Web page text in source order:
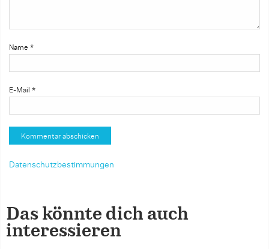
Name *
E-Mail *
Datenschutzbestimmungen
Das könnte dich auch
interessieren